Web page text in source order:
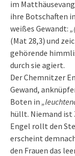
im
ihre Botschaften
weißes Gewandt:
(Mat 28,3) und
gehörende
durch sie agiert.
Der Chemnitzer
Gewand,
Boten in
hüllt. Niemand ist
Engel rollt den
erscheint
den Frauen das